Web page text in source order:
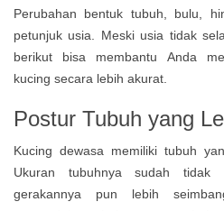
Perubahan bentuk tubuh, bulu,
petunjuk usia. Meski usia tidak
berikut bisa membantu Anda
kucing secara lebih akurat.
Postur Tubuh yang
Kucing dewasa memiliki tubuh
Ukuran tubuhnya sudah tidak
gerakannya pun lebih